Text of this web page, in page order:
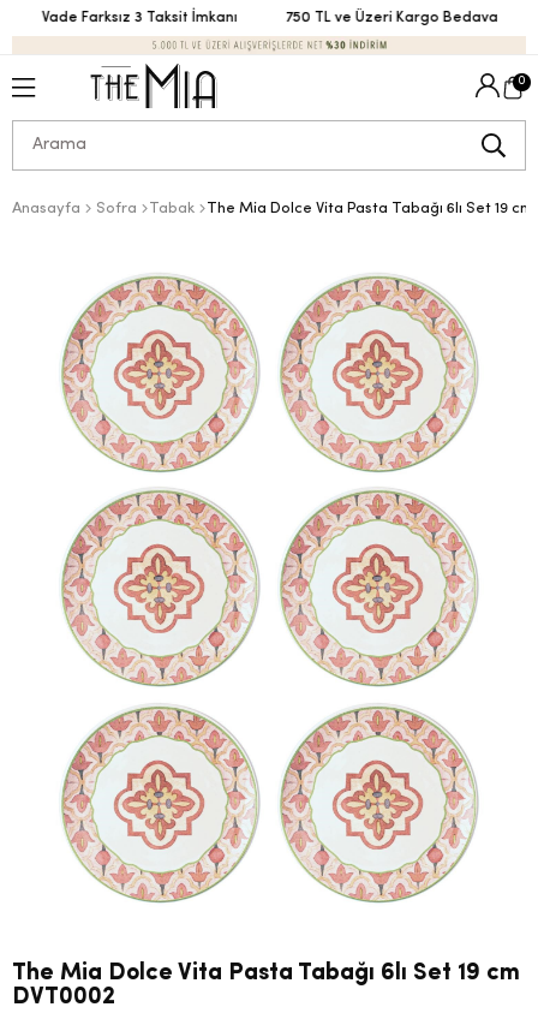
Vade Farksız 3 Taksit İmkanı 750 TL ve Üzeri Kargo Bedava
0
Anasayfa Sofra Tabak The Mia Dolce Vita Pasta Tabağı 6lı Set 19
The Mia Dolce Vita Pasta Tabağı 6lı Set 19 cm
DVT0002